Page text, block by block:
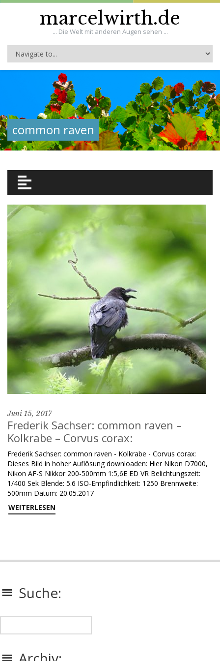
marcelwirth.de
... Die Welt mit anderen Augen sehen ...
common raven
Juni 15, 2017
Frederik Sachser: common raven –
Kolkrabe – Corvus corax:
Frederik Sachser: common raven - Kolkrabe - Corvus corax:
Dieses Bild in hoher Auflösung downloaden: Hier Nikon D7000,
Nikon AF-S Nikkor 200-500mm 1:5,6E ED VR Belichtungszeit:
1/400 Sek Blende: 5.6 ISO-Empfindlichkeit: 1250 Brennweite:
500mm Datum: 20.05.2017
WEITERLESEN
Suche: